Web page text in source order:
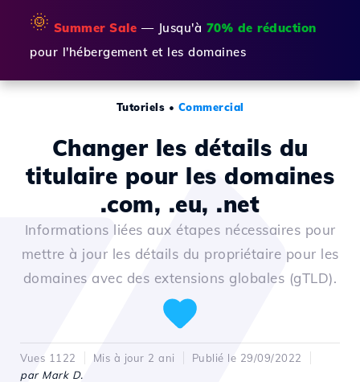
🌞 Summer Sale — Jusqu'à 70% de réduction
pour l'hébergement et les domaines
Tutoriels • Commercial
Changer les détails du
titulaire pour les domaines
.com, .eu, .net
Informations liées aux étapes nécessaires pour
mettre à jour les détails du propriétaire pour les
domaines avec des extensions globales (gTLD).
Vues 1122 Mis à jour 2 ani
Publié le 29/09/2022
par Mark D.